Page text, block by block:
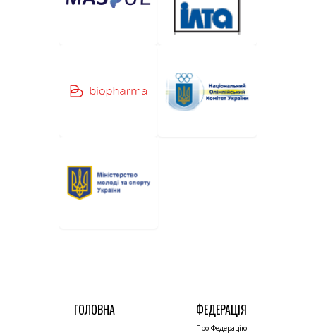
ГОЛОВНА ФЕДЕРАЦІЯ
Про Федерацію